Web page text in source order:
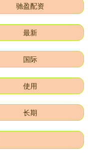
驰盈配资
最新
国际
使用
长期